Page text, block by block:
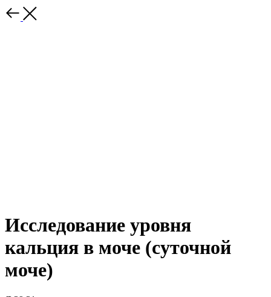
Исследование уровня
кальция в моче (суточной
моче)